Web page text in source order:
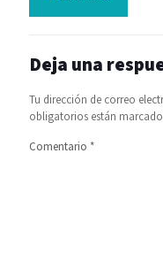
Deja una
Tu dirección de correo
obligatorios están
Comentario *